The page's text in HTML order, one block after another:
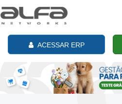
ACESSAR ERP